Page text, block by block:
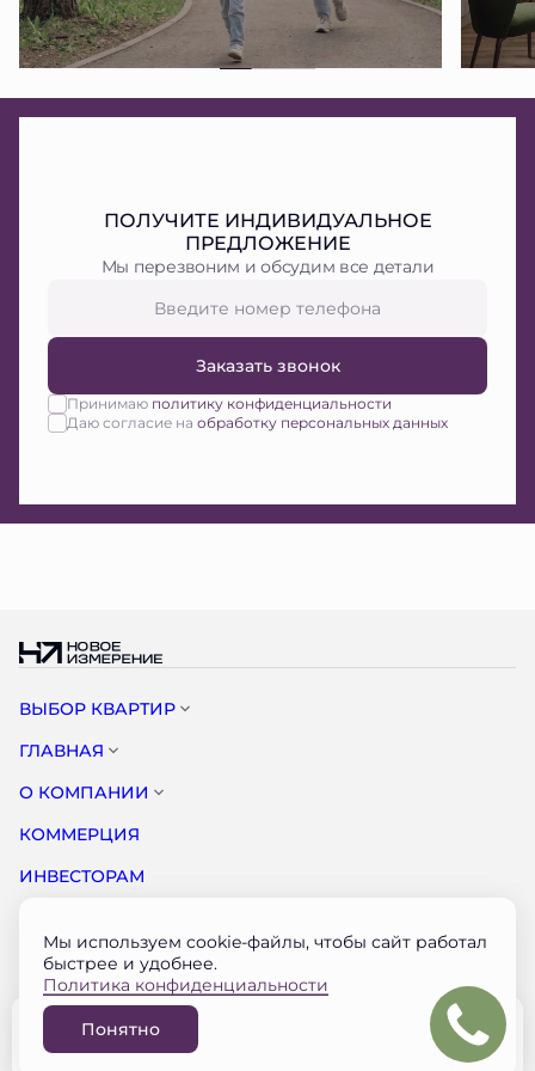
ПОЛУЧИТЕ ИНДИВИДУАЛЬНОЕ
ПРЕДЛОЖЕНИЕ
Мы перезвоним и обсудим все детали
Заказать звонок
Принимаю политику конфиденциальности
Даю согласие на обработку персональных данных
ВЫБОР КВАРТИР
ГЛАВНАЯ
О КОМПАНИИ
КОММЕРЦИЯ
ИНВЕСТОРАМ
КОНТАКТЫ
Документация застройщика на наш.дом.рф
© НОВОЕ ИЗМЕРЕНИЕ 2026
Разработано
Мы используем cookie-файлы, чтобы сайт работал
быстрее и удобнее.
Политика конфиденциальности
Понятно